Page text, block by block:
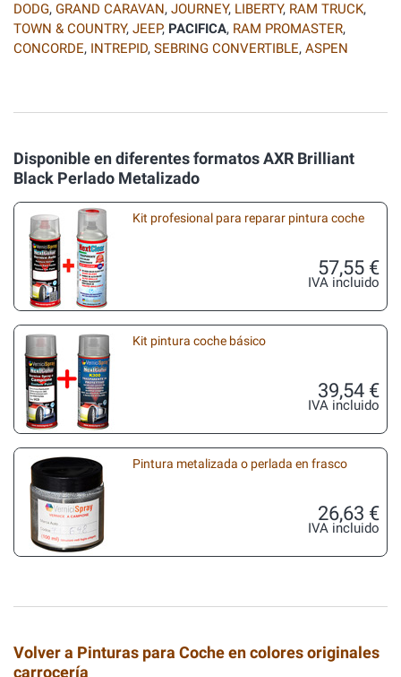
DODG, GRAND CARAVAN, JOURNEY, LIBERTY, RAM TRUCK,
TOWN & COUNTRY, JEEP, PACIFICA, RAM PROMASTER,
CONCORDE, INTREPID, SEBRING CONVERTIBLE, ASPEN
Disponible en diferentes formatos AXR Brilliant
Black Perlado Metalizado
Kit profesional para reparar pintura coche
57,55 €
IVA incluido
Kit pintura coche básico
39,54 €
IVA incluido
Pintura metalizada o perlada en frasco
26,63 €
IVA incluido
Volver a Pinturas para Coche en colores originales
carrocería